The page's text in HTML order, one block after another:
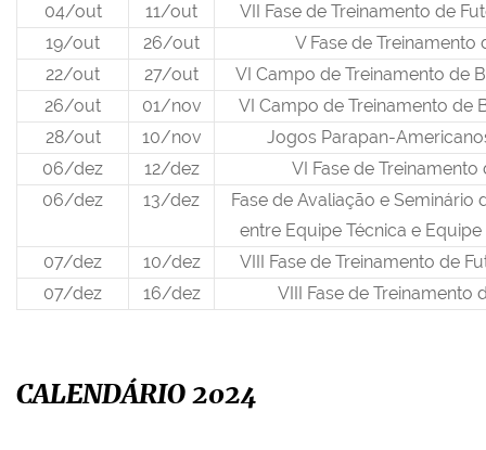
04/out
11/out
VII Fase de Treinamento de
19/out
26/out
V Fase de
22/out
27/out
VI Campo de Treinamento de
26/out
01/nov
VI Campo de Treinamento de
28/out
10/nov
Jogos Parapan-
06/dez
12/dez
VI Fase de
06/dez
13/dez
Fase de Avaliação e Seminário
entre Equipe Técnica e
07/dez
10/dez
VIII Fase de Treinamento de
07/dez
16/dez VIII Fase de Treinamento
CALENDÁRIO 2024